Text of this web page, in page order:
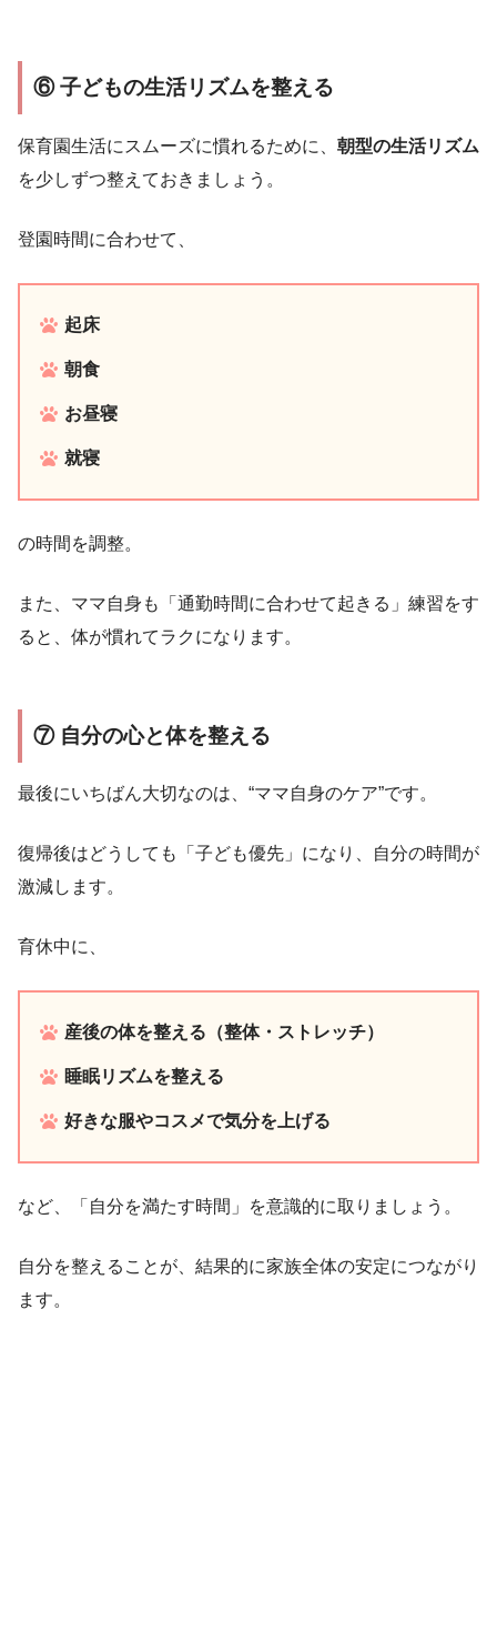
⑥ 子どもの生活リズムを整える
保育園生活にスムーズに慣れるために、 朝型の生活リズム
を少しずつ整えておきましょう。
登園時間に合わせて、
起床
朝食
お昼寝
就寝
の時間を調整。
また、ママ自身も「通勤時間に合わせて起きる」練習をす
ると、体が慣れてラクになります。
⑦ 自分の心と体を整える
最後にいちばん大切なのは、“ママ自身のケア”です。
復帰後はどうしても「子ども優先」になり、自分の時間が
激減します。
育休中に、
産後の体を整える（整体・ストレッチ）
睡眠リズムを整える
好きな服やコスメで気分を上げる
など、「自分を満たす時間」を意識的に取りましょう。
自分を整えることが、結果的に家族全体の安定につながり
ます。